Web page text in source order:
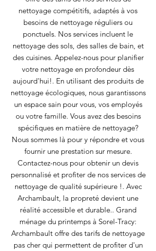
nettoyage compétitifs, adaptés à vos
besoins de nettoyage réguliers ou
ponctuels. Nos services incluent le
nettoyage des sols, des salles de bain, et
des cuisines. Appelez-nous pour planifier
votre nettoyage en profondeur dès
aujourd'hui!. En utilisant des produits de
nettoyage écologiques, nous garantissons
un espace sain pour vous, vos employés
ou votre famille. Vous avez des besoins
spécifiques en matière de nettoyage?
Nous sommes là pour y répondre et vous
fournir une prestation sur mesure.
Contactez-nous pour obtenir un devis
personnalisé et profiter de nos services de
nettoyage de qualité supérieure !. Avec
Archambault, la propreté devient une
réalité accessible et durable.. Grand
ménage du printemps à Sorel-Tracy:
Archambault offre des tarifs de nettoyage
pas cher qui permettent de profiter d'un